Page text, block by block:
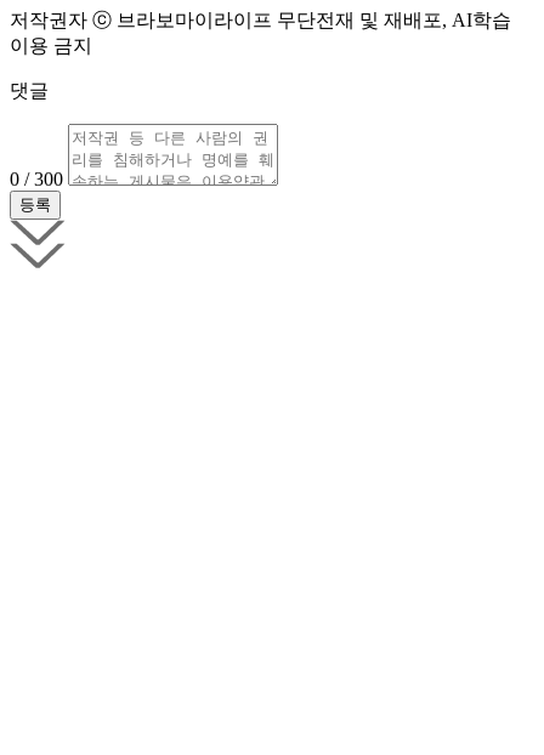
저작권자 ⓒ 브라보마이라이프 무단전재 및 재배포, AI학습
이용 금지
댓글
0 / 300